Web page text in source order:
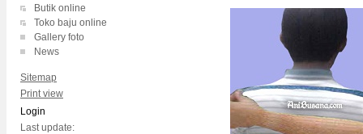
Butik online
Toko baju online
Gallery foto
News
Sitemap
Print view
Login
Last update: